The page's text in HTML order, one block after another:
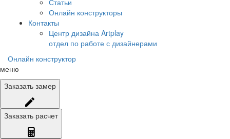
Статьи
Онлайн конструкторы
Контакты
Центр дизайна Artplay
отдел по работе с дизайнерами
Онлайн конструктор
меню
Заказать замер
Заказать расчет